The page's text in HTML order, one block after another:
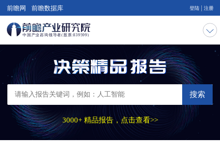
前瞻网 前瞻数据库 登陆 注册
搜索
3000+ 精品报告，点击查看>>